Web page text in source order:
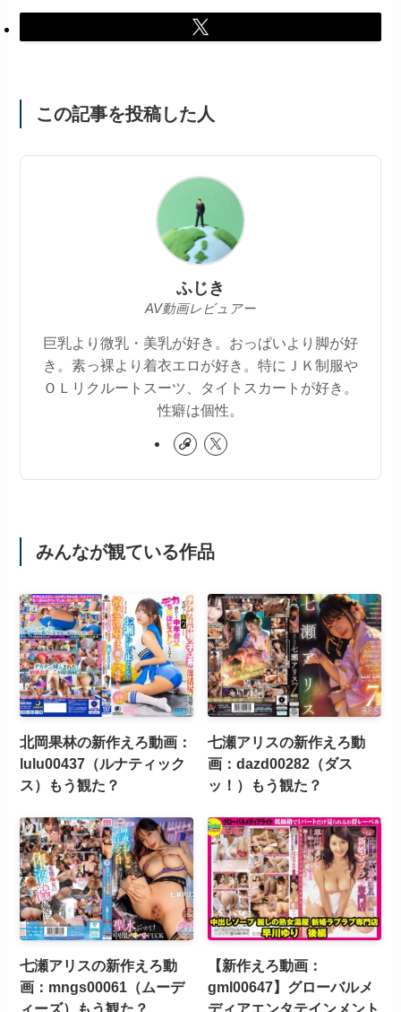
この記事を投稿した人
ふじき
AV動画レビュアー
巨乳より微乳・美乳が好き。おっぱいより脚が好
き。素っ裸より着衣エロが好き。特にＪＫ制服や
ＯＬリクルートスーツ、タイトスカートが好き。
性癖は個性。
みんなが観ている作品
北岡果林の新作えろ動画：
lulu00437（ルナティック
ス）もう観た？
七瀬アリスの新作えろ動
画：dazd00282（ダス
ッ！）もう観た？
七瀬アリスの新作えろ動
画：mngs00061（ムーデ
ィーズ）もう観た？
【新作えろ動画：
gml00647】グローバルメ
ディアエンタテインメント